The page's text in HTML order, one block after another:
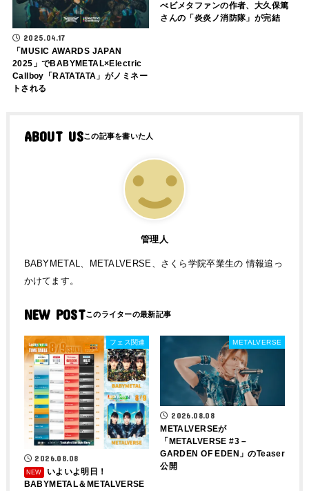
2025.04.17
「MUSIC AWARDS JAPAN
2025」でBABYMETAL×Electric
Callboy「RATATATA」がノミネー
トされる
べビメタファンの作者、大久保篤
さんの「炎炎ノ消防隊」が完結
ABOUT US
管理人
BABYMETAL、METALVERSE、さくら学院卒業生の 情報追っ
かけてます。
NEW POST
フェス関連
2026.08.08
いよいよ明日！
BABYMETAL＆METALVERSE
METALVERSE
2026.08.08
METALVERSEが
「METALVERSE #3 –
GARDEN OF EDEN」のTeaser
公開